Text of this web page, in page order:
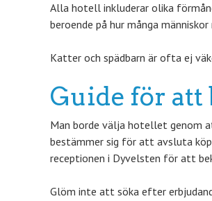
Alla hotell inkluderar olika
beroende på hur många människor
Katter och spädbarn är ofta ej
Guide för att
Man borde välja hotellet genom
bestämmer sig för att avsluta
receptionen i Dyvelsten för att
Glöm inte att söka efter